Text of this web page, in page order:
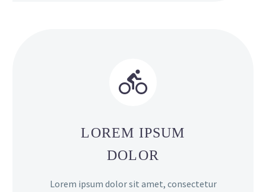


LOREM IPSUM
DOLOR
Lorem ipsum dolor sit amet, consectetur